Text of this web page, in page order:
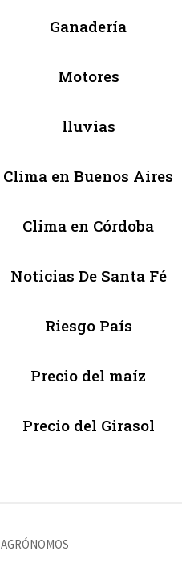
Ganadería
Motores
lluvias
Clima en Buenos Aires
Clima en Córdoba
Noticias De Santa Fé
Riesgo País
Precio del maíz
Precio del Girasol
AGRÓNOMOS